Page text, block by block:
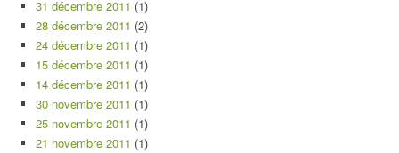
31 décembre 2011 (1)
28 décembre 2011 (2)
24 décembre 2011 (1)
15 décembre 2011 (1)
14 décembre 2011 (1)
30 novembre 2011 (1)
25 novembre 2011 (1)
21 novembre 2011 (1)